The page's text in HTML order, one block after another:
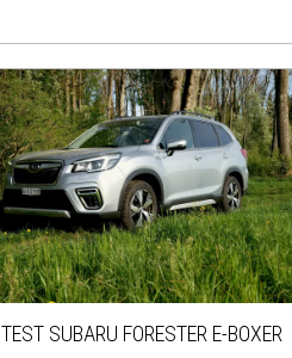
TEST SUBARU FORESTER E-BOXER